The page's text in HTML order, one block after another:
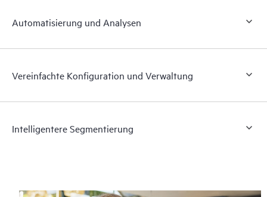
Automatisierung und Analysen
Vereinfachte Konfiguration und Verwaltung
Intelligentere Segmentierung